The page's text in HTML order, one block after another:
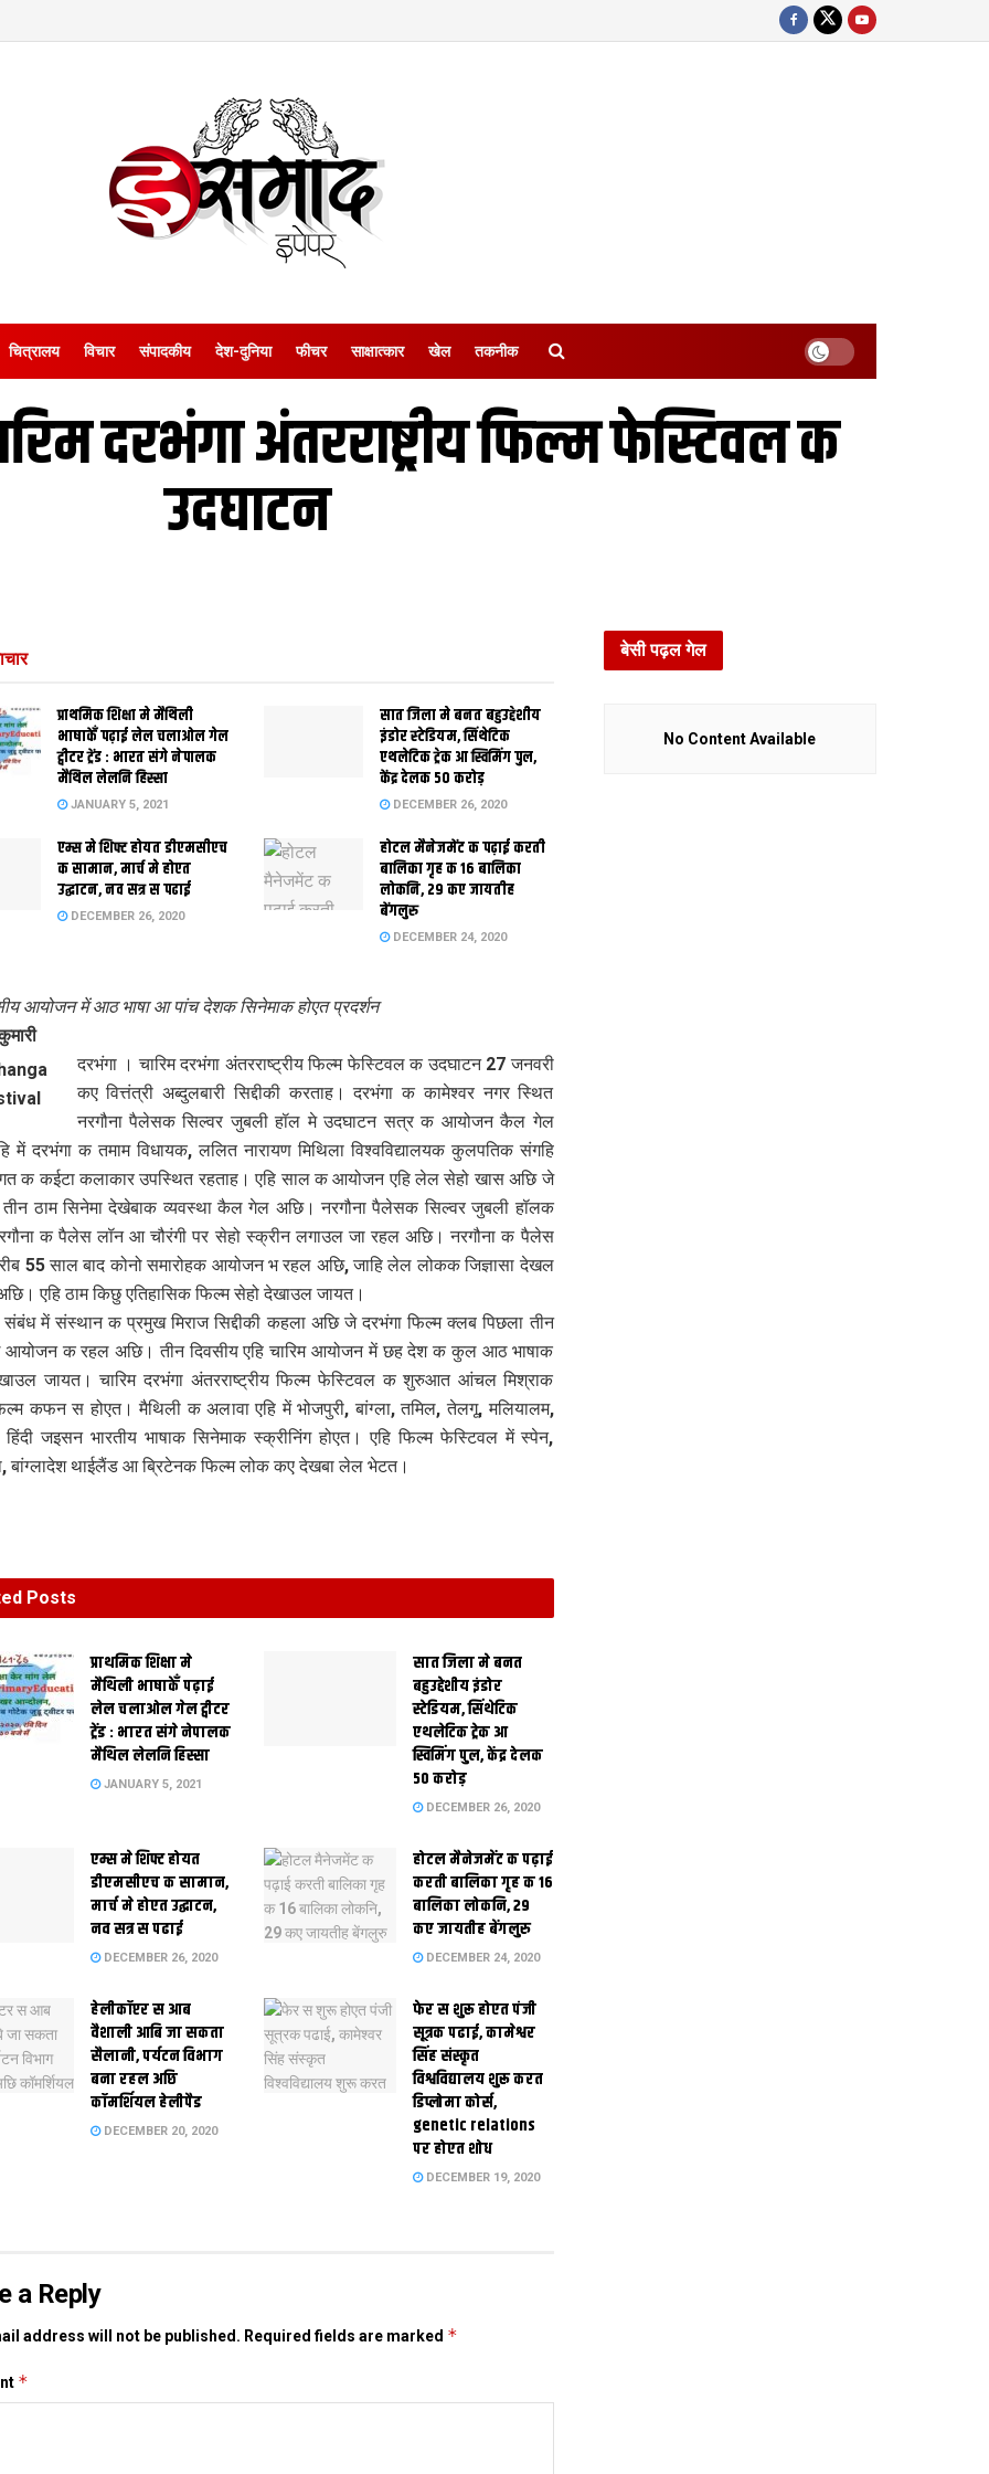
चित्रालय विचार संपादकीय देश-दुनिया फीचर साक्षात्‍कार खेल तकनीक
दरभंगा अंतरराष्ट्रीय फिल्म फेस्टिवल क
उदघाटन
प्राथमिक शि‍क्षा मे मैथि‍ली
भाषाकेँ पढ़ाई लेल चलाओल गेल
ट्वीटर ट्रेंड : भारत संगे नेपालक
मैथिल लेलनि हिस्सा
JANUARY 5, 2021
सात जिला मे बनत बहुउद्देशीय
इंडोर स्‍टेडि‍यम, सिंथेटिक
एथलेटिक ट्रेक आ स्विमिंग पुल,
केंद्र देलक 50 करोड़
DECEMBER 26, 2020
एम्स मे शिफ्ट होयत डीएमसीएच
क सामान, मार्च मे होएत
उद्घाटन, नव सत्र स पढाई
DECEMBER 26, 2020
होटल मैनेजमेंट क पढ़ाई करती
बालिका गृह क 16 बालिका
लोकनि, 29 कए जायतीह
बेंगलुरु
DECEMBER 24, 2020
आयोजन में आठ भाषा आ पांच देशक सिनेमाक होएत प्रदर्शन
दरभंगा । चारिम दरभंगा अंतरराष्ट्रीय फिल्म फेस्टिवल क उदघाटन 27 जनवरी
कए वित्तंत्री अब्दुलबारी सिद्दीकी करताह। दरभंगा क कामेश्वर नगर स्थित
नरगौना पैलेसक सिल्वर जुबली हॉल मे उदघाटन सत्र क आयोजन कैल गेल
में दरभंगा क तमाम विधायक, ललित नारायण मिथिला विश्वविद्यालयक कुलपतिक संगहि
क कईटा कलाकार उपस्थित रहताह। एहि साल क आयोजन एहि लेल सेहो खास अछि जे
तीन ठाम सिनेमा देखेबाक व्यवस्था कैल गेल अछि। नरगौना पैलेसक सिल्वर जुबली हॉलक
क पैलेस लॉन आ चौरंगी पर सेहो स्क्रीन लगाउल जा रहल अछि। नरगौना क पैलेस
55 साल बाद कोनो समारोहक आयोजन भ रहल अछि, जाहि लेल लोकक जिज्ञासा देखल
एहि ठाम किछु एतिहासिक फिल्म सेहो देखाउल जायत।
संबंध में संस्थान क प्रमुख मिराज सिद्दीकी कहला अछि जे दरभंगा फिल्म क्लब पिछला तीन
क रहल अछि। तीन दिवसीय एहि चारिम आयोजन में छह देश क कुल आठ भाषाक
जायत। चारिम दरभंगा अंतरराष्ट्रीय फिल्म फेस्टिवल क शुरुआत आंचल मिश्राक
कफन स होएत। मैथिली क अलावा एहि में भोजपुरी, बांग्ला, तमिल, तेलगू, मलियालम,
हिंदी जइसन भारतीय भाषाक सिनेमाक स्क्रीनिंग होएत। एहि फिल्म फेस्टिवल में स्पेन,
बांग्लादेश थाईलैंड आ ब्रिटेनक फिल्म लोक कए देखबा लेल भेटत।
Posts
प्राथमिक शि‍क्षा मे
मैथि‍ली भाषाकेँ पढ़ाई
लेल चलाओल गेल ट्वीटर
ट्रेंड : भारत संगे नेपालक
मैथिल लेलनि हिस्सा
JANUARY 5, 2021
सात जिला मे बनत
बहुउद्देशीय इंडोर
स्‍टेडि‍यम, सिंथेटिक
एथलेटिक ट्रेक आ
स्विमिंग पुल, केंद्र देलक
50 करोड़
DECEMBER 26, 2020
एम्स मे शिफ्ट होयत
डीएमसीएच क सामान,
मार्च मे होएत उद्घाटन,
नव सत्र स पढाई
DECEMBER 26, 2020
होटल मैनेजमेंट क पढ़ाई
करती बालिका गृह क 16
बालिका लोकनि, 29
कए जायतीह बेंगलुरु
DECEMBER 24, 2020
हेलीकॉप्टर स आब
वैशाली आबि जा सकता
सैलानी, पर्यटन विभाग
बना रहल अछि
कॉमर्शियल हेलीपैड
DECEMBER 20, 2020
फेर स शुरू होएत पंजी
सूत्रक पढाई, कामेश्वर
सिंह संस्कृत
विश्वविद्यालय शुरू करत
डिप्लोमा कोर्स,
genetic relations
पर होएत शोध
DECEMBER 19, 2020
a Reply
address will not be published. Required fields are marked *
*
बेसी पढ़ल गेल
No Content Available